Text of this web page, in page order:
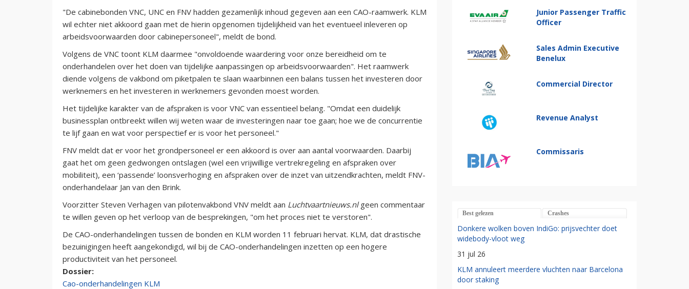
"De cabinebonden VNC, UNC en FNV hadden gezamenlijk inhoud gegeven aan een CAO-raamwerk. KLM
wil echter niet akkoord gaan met de hierin opgenomen tijdelijkheid van het eventueel inleveren op
arbeidsvoorwaarden door cabinepersoneel", meldt de bond.
Volgens de VNC toont KLM daarmee "onvoldoende waardering voor onze bereidheid om te
onderhandelen over het doen van tijdelijke aanpassingen op arbeidsvoorwaarden". Het raamwerk
diende volgens de vakbond om piketpalen te slaan waarbinnen een balans tussen het investeren door
werknemers en het investeren in werknemers gevonden moest worden.
Het tijdelijke karakter van de afspraken is voor VNC van essentieel belang. "Omdat een duidelijk
businessplan ontbreekt willen wij weten waar de investeringen naar toe gaan; hoe we de concurrentie
te lijf gaan en wat voor perspectief er is voor het personeel."
FNV meldt dat er voor het grondpersoneel er een akkoord is over aan aantal voorwaarden. Daarbij
gaat het om geen gedwongen ontslagen (wel een vrijwillige vertrekregeling en afspraken over
mobiliteit), een ‘passende’ loonsverhoging en afspraken over de inzet van uitzendkrachten, meldt FNV-
onderhandelaar Jan van den Brink.
Voorzitter Steven Verhagen van pilotenvakbond VNV meldt aan Luchtvaartnieuws.nlgeen commentaar
te willen geven op het verloop van de besprekingen, "om het proces niet te verstoren".
De CAO-onderhandelingen tussen de bonden en KLM worden 11 februari hervat. KLM, dat drastische
bezuinigingen heeft aangekondigd, wil bij de CAO-onderhandelingen inzetten op een hogere
productiviteit van het personeel.
Dossier:
Cao-onderhandelingen KLM
Junior Passenger Traffic
Officer
Sales Admin Executive
Benelux
Commercial Director
Revenue Analyst
Commissaris
Best gelezen Crashes
Donkere wolken boven IndiGo: prijsvechter doet
widebody-vloot weg
31 jul 26
KLM annuleert meerdere vluchten naar Barcelona
door staking